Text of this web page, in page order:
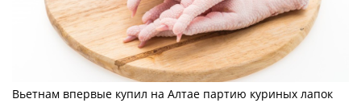
Вьетнам впервые купил на Алтае партию куриных лапок